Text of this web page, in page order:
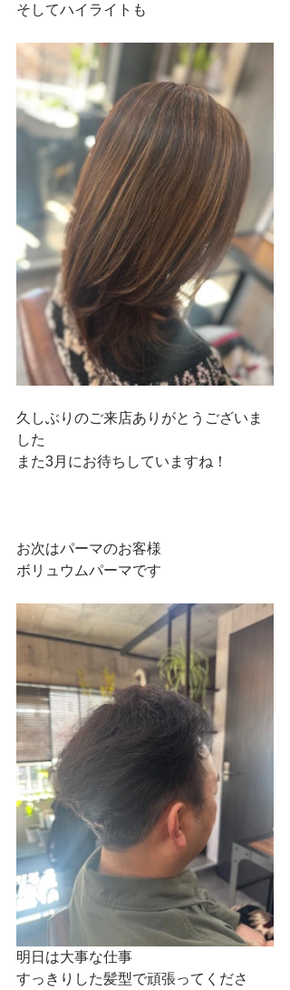
そしてハイライトも
久しぶりのご来店ありがとうございま
した
また3月にお待ちしていますね！
お次はパーマのお客様
ボリュウムパーマです
明日は大事な仕事
すっきりした髪型で頑張ってくださ